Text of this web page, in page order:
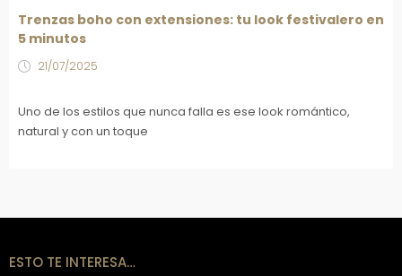
Trenzas boho con extensiones: tu look festivalero en
5 minutos
21/07/2025
Uno de los estilos que nunca falla es ese look romántico,
natural y con un toque
ESTO TE INTERESA…